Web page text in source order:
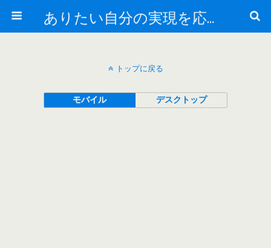
ありたい自分の実現を応援するメンタルトレーニング
トップに戻る
モバイル デスクトップ